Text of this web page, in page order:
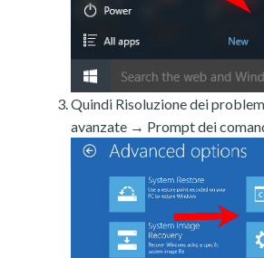
Quindi Risoluzione dei
avanzate → Prompt dei